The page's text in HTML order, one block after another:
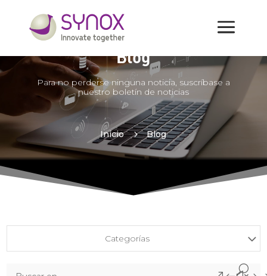
Blog
Para no perderse ninguna noticia, suscríbase a
nuestro boletín de noticias
Inicio 5 Blog
Categorías